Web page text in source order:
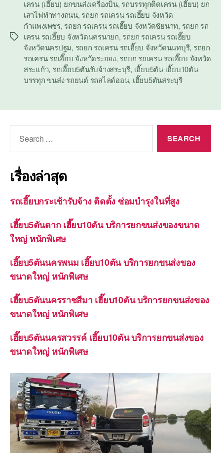
Tags
เครน (เฮี๊ยบ) ยกขนส่งเครื่องบิน, รถบรรทุกติดเครน (เฮี๊ยบ) ยก
เสาไฟทำทางถนน, รถยก รถเครน รถเฮี๊ยบ จังหวัด
กำแพงเพชร, รถยก รถเครน รถเฮี๊ยบ จังหวัดชัยนาท, รถยก รถ
เครน รถเฮี๊ยบ จังหวัดนครนายก, รถยก รถเครน รถเฮี๊ยบ
จังหวัดนครปฐม, รถยก รถเครน รถเฮี๊ยบ จังหวัดนนทบุรี, รถยก
รถเครน รถเฮี๊ยบ จังหวัดระยอง, รถยก รถเครน รถเฮี๊ยบ จังหวัด
สระแก้ว, รถเฮี๊ยบ5ตันรับจ้างสระบุรี, เฮี๊ยบ5ตัน เฮี๊ยบ10ตัน
บรรทุก ขนส่ง รถยนต์ รถสไลด์ออน, เฮี๊ยบ5ตันสระบุรี
เรื่องล่าสุด
รถเฮี๊ยบกระเช้ารับจ้าง ติดตั้ง ซ่อมบำรุงในที่สูง
เฮี๊ยบ5ตันตาก เฮี๊ยบ10ตัน บริการยกขนส่งของขนาด
ใหญ่ หนักพิเศษ
เฮี๊ยบ5ตันนครพนม เฮี๊ยบ10ตัน บริการยกขนส่งของ
ขนาดใหญ่ หนักพิเศษ
เฮี๊ยบ5ตันนครราชสีมา เฮี๊ยบ10ตัน บริการยกขนส่งของ
ขนาดใหญ่ หนักพิเศษ
เฮี๊ยบ5ตันนครสวรรค์ เฮี๊ยบ10ตัน บริการยกขนส่งของ
ขนาดใหญ่ หนักพิเศษ